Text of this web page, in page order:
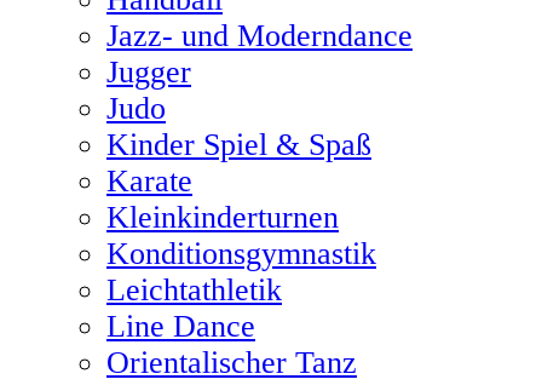
Jazz- und Moderndance
Jugger
Judo
Kinder Spiel & Spaß
Karate
Kleinkinderturnen
Konditionsgymnastik
Leichtathletik
Line Dance
Orientalischer Tanz